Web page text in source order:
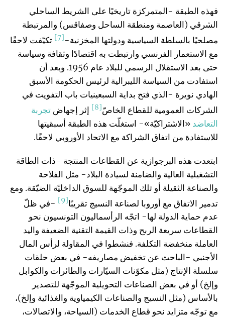
فهذه الطبقة -المتمركزة تاريخيًا على الشريط الساحلي
الشرقي (العاصمة ومنطقة الساحل وصفاقس) والمرتبطة
مصلحيًا بالسلطة السياسية ودولتها المخزنية-[7]
تكيّفت لاحقًا
مع الاستعمار الفرنسي وارتبطت به اقتصادًا وثقافة وسياسة
حتى بعد الاستقلال الرسمي للبلاد عام 1956. وبعد أن
استفادت من السياسة الليبرالية لرئيس الحكومة الأسبق
الهادي نويرة -الذي فتح بداية السبعينيات باب التفويت في
الشركات العمومية للقطاع الخاصّ[8] إثر إجهاض تجربة
التعاضد «الاشتراكيّة»- استغلّت هذه الطبقة أسبقيتها
للاستفادة من اتفاق الشراكة مع الاتحاد الأوروبي لاحقًا.
ابتعدت هذه البرجوازية عن القطاعات المنتجة -ذات الطاقة
التشغيلية العالية والضامنة لسيادة البلاد- مثل الفلاحة
والصناعة الثقيلة أو تلك الموجّهة للسوق الداخليّة الضيّقة. ومع
تدمير الاتفاق مع أوروبا لصناعة النسيج تقريبًا[9]
-في ظلّ
عدم حماية الدولة لها- اتجّه الرأسماليون التونسيون نحو
القطاعات سريعة الربح وذات القيمة التقنية الضعيفة واليد
العاملة منخفضة التكلفة. فنشطوا في المقاولة لرأس المال
الأجنبي -الباحث عن تخفيض مصاريفه- في بعض حلقات
سلسلة الإنتاج (مثل مكوّنات السيّارات والطائرات والكوابل
وإلخ) أو في بعض الصناعات التحويلية الموجّهة للتصدير
بالأساس (مثل النسيج والصناعات الكيمياوية والغذائية وإلخ)،
مع توجّه متزايد نحو قطاع الخدمات (السياحة، والاتصالات،